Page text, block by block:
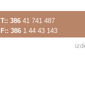
T:: 386 41 741 487
F:: 386 1 44 43 143